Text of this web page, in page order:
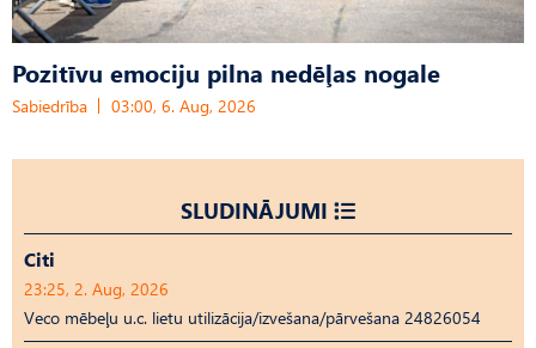
Pozitīvu emociju pilna nedēļas nogale
Sabiedrība 03:00, 6. Aug, 2026
SLUDINĀJUMI
Citi
23:25, 2. Aug, 2026
Veco mēbeļu u.c. lietu utilizācija/izvešana/pārvešana 24826054